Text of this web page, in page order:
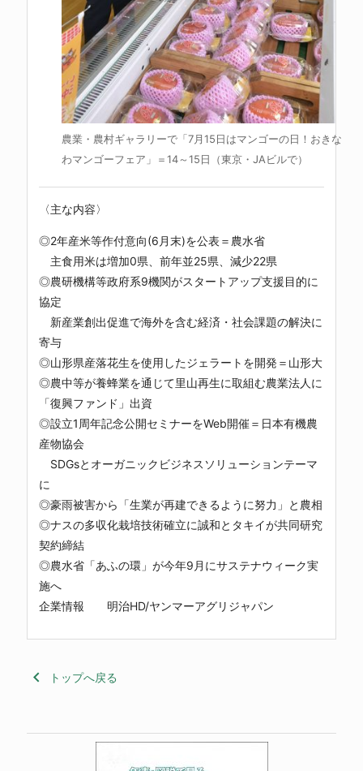
農業・農村ギャラリーで「7月15日はマンゴーの日！おきな
わマンゴーフェア」＝14～15日（東京・JAビルで）
〈主な内容〉
◎2年産米等作付意向(6月末)を公表＝農水省
主食用米は増加0県、前年並25県、減少22県
◎農研機構等政府系9機関がスタートアップ支援目的に
協定
新産業創出促進で海外を含む経済・社会課題の解決に
寄与
◎山形県産落花生を使用したジェラートを開発＝山形大
◎農中等が養蜂業を通じて里山再生に取組む農業法人に
「復興ファンド」出資
◎設立1周年記念公開セミナーをWeb開催＝日本有機農
産物協会
SDGsとオーガニックビジネスソリューションテーマ
に
◎豪雨被害から「生業が再建できるように努力」と農相
◎ナスの多収化栽培技術確立に誠和とタキイが共同研究
契約締結
◎農水省「あふの環」が今年9月にサステナウィーク実
施へ
企業情報 明治HD/ヤンマーアグリジャパン
keyboard_arrow_left トップへ戻る